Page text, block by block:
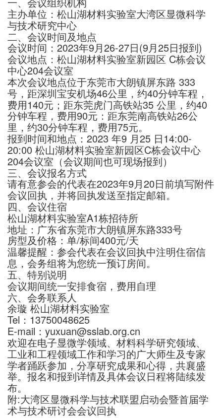
主办单位：松山湖材料实验室大湾区显微科学
与技术研究中心
二、会议时间及地点
会议时间：2023年9月26-27日(9月25日报到)
会议地点：松山湖材料实验室新园区 C栋会议
中心204会议室
本次会议地点位于东莞市大朗镇屏东路 333
号，距深圳宝安机场46公里，约40分钟车程，
费用140元；距东莞虎门高铁站35 公里，约40
分钟车程，费用90元：距东莞南高铁站26公
里，约30分钟车程，费用75元。
报到时间和地点：2023 年9 月25 日14:00-
20:00 松山湖材料实验室新园区C栋会议中心
204会议室（会议期间也可现场报到）
三、会议报名方式
请有意参会的代表在2023年9月20日前填写附件
会议回执，并将回执发送至指定邮箱。
四、会议住宿
松山湖材料实验室A1栋招待所
地址：广东省东莞市大朗镇屏东路333号
房型及价格：单/标间400元/天
温馨提醒：参会代表在会议回执中注明住宿信
息，会务组将为您统一预订房间。
五、特别说明
会议期间统一安排食宿，费用自理
六、会务联系人
余璇 松山湖材料实验室
Tel：13750048625
E-mail：yuxuan@sslab.org.cn
欢迎在电子显微学领域、材料科学研究领域、
工业和工程领域工作和学习的广大师生及专家
学者踊跃参加，分享研究成果和心得，共襄盛
举。报名和报到详情及具体会议日程将陆续发
布。
附:大湾区显微科学与技术联盟启动会暨首届学
术与技术研讨会会议回执